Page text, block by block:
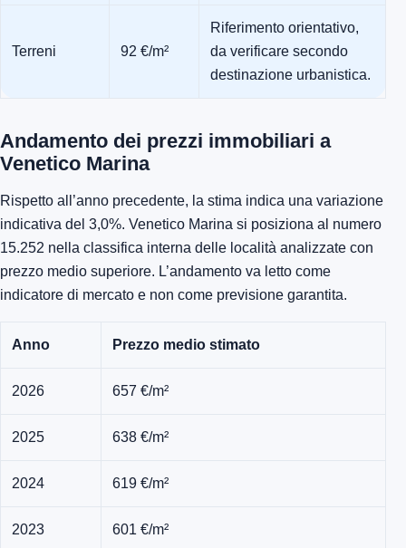
Terreni 92 €/m²
Riferimento orientativo,
da verificare secondo
destinazione urbanistica.
Andamento dei prezzi immobiliari a
Venetico Marina
Rispetto all’anno precedente, la stima indica una variazione
indicativa del 3,0%. Venetico Marina si posiziona al numero
15.252 nella classifica interna delle località analizzate con
prezzo medio superiore. L’andamento va letto come
indicatore di mercato e non come previsione garantita.
Anno Prezzo medio stimato
2026 657 €/m²
2025 638 €/m²
2024 619 €/m²
2023 601 €/m²